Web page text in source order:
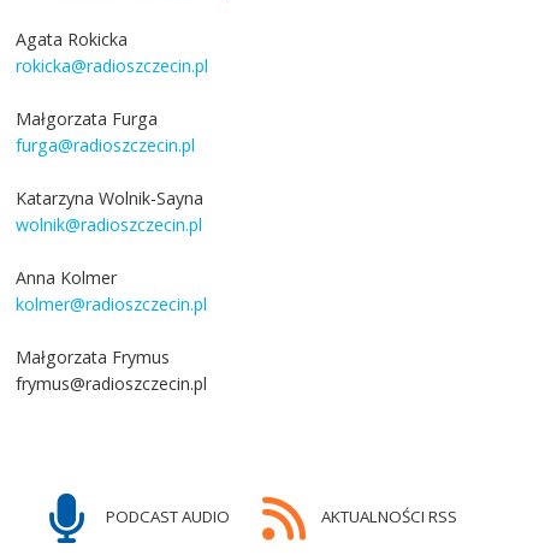
Agata Rokicka
rokicka@radioszczecin.pl
Małgorzata Furga
furga@radioszczecin.pl
Katarzyna Wolnik-Sayna
wolnik@radioszczecin.pl
Anna Kolmer
kolmer@radioszczecin.pl
Małgorzata Frymus
frymus@radioszczecin.pl
PODCAST AUDIO AKTUALNOŚCI RSS